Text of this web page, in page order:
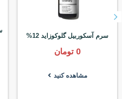
سرم آسکوربیل گلوکوزاید 12%
0 تومان
مشاهده کنید